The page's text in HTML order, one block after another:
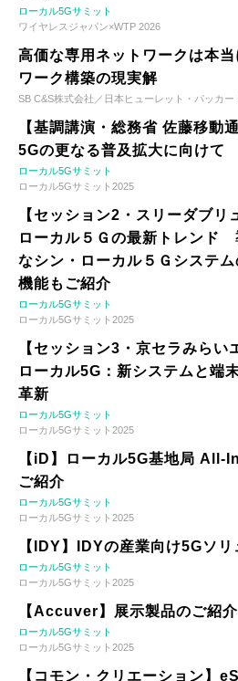
ローカル5Gサミット
ワイヤレスジャパン×WTP 2026
高価な専用ネットワークは本
ワーク構築の現実解
SB C&S株式会社／日本ヒューレット・パッカー
【基調講演・総務省 佐藤移動
5Gの更なる普及拡大に向けて
ローカル5Gサミット
ローカル5Gサミット2025
【セッション2・スリーダブリ
ローカル５Ｇの最新トレンド
なシン・ローカル５Ｇシステ
機能もご紹介
ローカル5Gサミット
ローカル5Gサミット2025
【セッション3・京セラみらい
ローカル5G：新システムと端
革新
ローカル5Gサミット
ローカル5Gサミット2025
【iD】ローカル5G基地局 All-
ご紹介
ローカル5Gサミット
ローカル5Gサミット2025
【IDY】IDYの産業向け5Gソ
ローカル5Gサミット
ローカル5Gサミット2025
【Accuver】展示製品のご紹介
ローカル5Gサミット
ローカル5Gサミット2025
【コモン・クリエーション】